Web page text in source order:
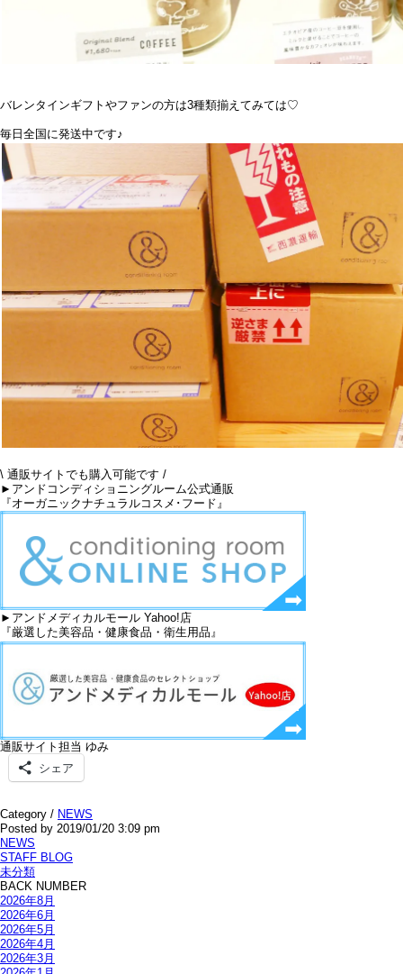
バレンタインギフトやファンの方は3種類揃えてみては♡
毎日全国に発送中です♪
\ 通販サイトでも購入可能です /
►アンドコンディショニングルーム公式通販
『オーガニックナチュラルコスメ･フード』
►アンドメディカルモール Yahoo!店
『厳選した美容品・健康食品・衛生用品』
通販サイト担当 ゆみ
シェア
Category / NEWS
Posted by 2019/01/20 3:09 pm
NEWS
STAFF BLOG
未分類
BACK NUMBER
2026年8月
2026年6月
2026年5月
2026年4月
2026年3月